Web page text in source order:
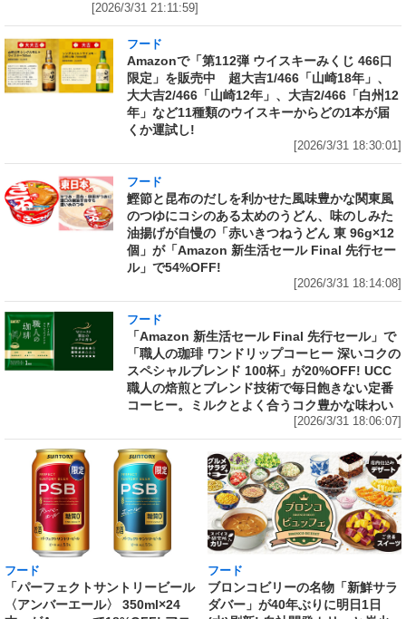
[2026/3/31 21:11:59]
フード
Amazonで「第112弾 ウイスキーみくじ 466口
限定」を販売中 超大吉1/466「山崎18年」、
大大吉2/466「山崎12年」、大吉2/466「白州12
年」など11種類のウイスキーからどの1本が届
くか運試し!
[2026/3/31 18:30:01]
フード
鰹節と昆布のだしを利かせた風味豊かな関東風
のつゆにコシのある太めのうどん、味のしみた
油揚げが自慢の「赤いきつねうどん 東 96g×12
個」が「Amazon 新生活セール Final 先行セー
ル」で54%OFF!
[2026/3/31 18:14:08]
フード
「Amazon 新生活セール Final 先行セール」で
「職人の珈琲 ワンドリップコーヒー 深いコクの
スペシャルブレンド 100杯」が20%OFF! UCC
職人の焙煎とブレンド技術で毎日飽きない定番
コーヒー。ミルクとよく合うコク豊かな味わい
[2026/3/31 18:06:07]
フード
「パーフェクトサントリービール
〈アンバーエール〉 350ml×24
フード
ブロンコビリーの名物「新鮮サラ
ダバー」が40年ぶりに明日1日